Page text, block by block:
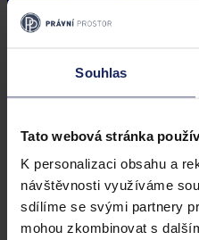
Souhlas
Tato webová stránka
K personalizaci obsahu a
návštěvnosti využíváme
sdílíme se svými partnery
mohou zkombinovat s